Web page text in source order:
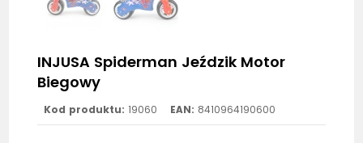
INJUSA Spiderman Jeździk Motor
Biegowy
Kod produktu: 19060 EAN: 8410964190600